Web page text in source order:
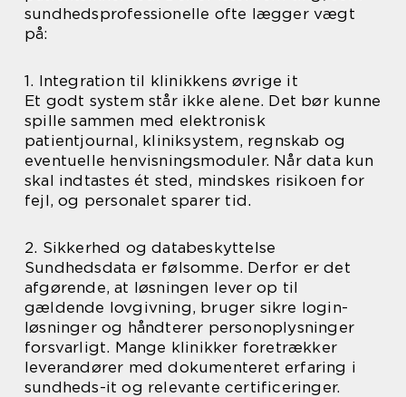
sundhedsprofessionelle ofte lægger vægt
på:
1. Integration til klinikkens øvrige it
Et godt system står ikke alene. Det bør kunne
spille sammen med elektronisk
patientjournal, kliniksystem, regnskab og
eventuelle henvisningsmoduler. Når data kun
skal indtastes ét sted, mindskes risikoen for
fejl, og personalet sparer tid.
2. Sikkerhed og databeskyttelse
Sundhedsdata er følsomme. Derfor er det
afgørende, at løsningen lever op til
gældende lovgivning, bruger sikre login-
løsninger og håndterer personoplysninger
forsvarligt. Mange klinikker foretrækker
leverandører med dokumenteret erfaring i
sundheds-it og relevante certificeringer.